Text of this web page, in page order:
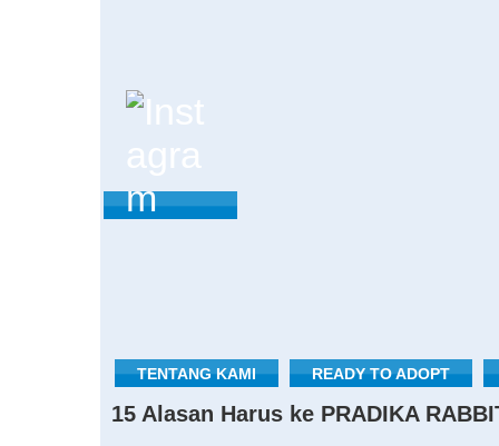
TENTANG KAMI READY TO ADOPT
15 Alasan Harus ke PRADIKA